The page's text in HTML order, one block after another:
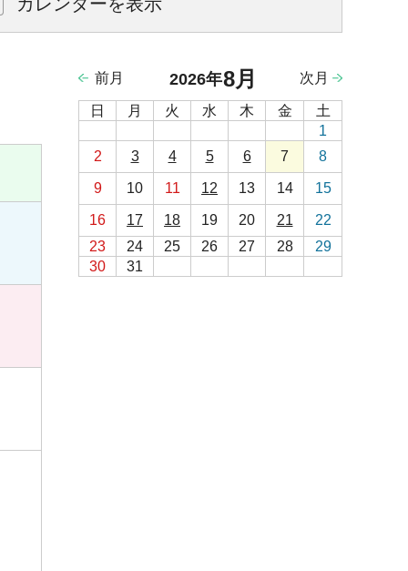
2026年8月
前月 次月
日 月 火 水 木 金
土
1
2
3 4 5 6 7 8
9 10 11 12 13 14 15
16 17 18 19 20 21
22
23
24 25 26 27 28
29
30
31